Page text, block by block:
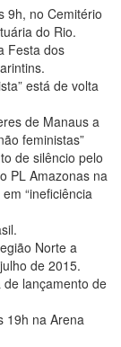
9h, no Cemitério
do Rio.
Festa dos
está de volta
de Manaus a
feministas”
de silêncio pelo
PL Amazonas na
“ineficiência
Norte a
de 2015.
lançamento de
19h na Arena